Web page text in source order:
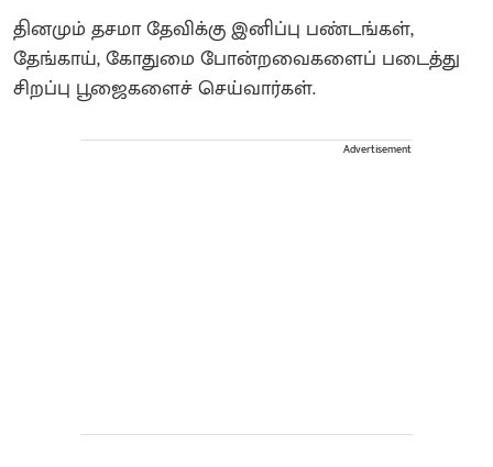
தினமும் தசமா தேவிக்கு இனிப்பு பண்டங்கள்,
தேங்காய், கோதுமை போன்றவைகளைப் படைத்து
சிறப்பு பூஜைகளைச் செய்வார்கள்.
Advertisement